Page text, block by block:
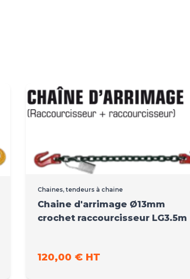
Chaines, tendeurs à chaine
Chaine d'arrimage Ø13mm
crochet raccourcisseur LG3.5m
120,00 € HT